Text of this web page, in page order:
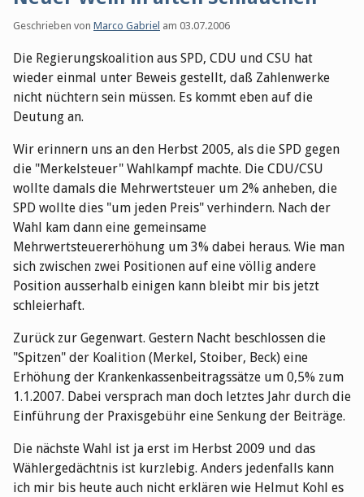
Geschrieben von Marco Gabriel am 03.07.2006
Die Regierungskoalition aus SPD, CDU und CSU hat
wieder einmal unter Beweis gestellt, daß Zahlenwerke
nicht nüchtern sein müssen. Es kommt eben auf die
Deutung an.
Wir erinnern uns an den Herbst 2005, als die SPD gegen
die "Merkelsteuer" Wahlkampf machte. Die CDU/CSU
wollte damals die Mehrwertsteuer um 2% anheben, die
SPD wollte dies "um jeden Preis" verhindern. Nach der
Wahl kam dann eine gemeinsame
Mehrwertsteuererhöhung um 3% dabei heraus. Wie man
sich zwischen zwei Positionen auf eine völlig andere
Position ausserhalb einigen kann bleibt mir bis jetzt
schleierhaft.
Zurück zur Gegenwart. Gestern Nacht beschlossen die
"Spitzen" der Koalition (Merkel, Stoiber, Beck) eine
Erhöhung der Krankenkassenbeitragssätze um 0,5% zum
1.1.2007. Dabei versprach man doch letztes Jahr durch die
Einführung der Praxisgebühr eine Senkung der Beiträge.
Die nächste Wahl ist ja erst im Herbst 2009 und das
Wählergedächtnis ist kurzlebig. Anders jedenfalls kann
ich mir bis heute auch nicht erklären wie Helmut Kohl es